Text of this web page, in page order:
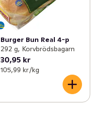
Burger Bun Real 4-p
292 g, Korvbrödsbagarn
30,95 kr
105,99 kr /kg